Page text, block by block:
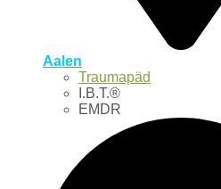
Aalen
Traumapäd
I.B.T.®
EMDR